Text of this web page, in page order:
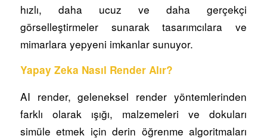
hızlı, daha ucuz ve daha gerçekçi
görselleştirmeler sunarak tasarımcılara ve
mimarlara yepyeni imkanlar sunuyor.
Yapay Zeka Nasıl Render Alır?
AI render, geleneksel render yöntemlerinden
farklı olarak ışığı, malzemeleri ve dokuları
simüle etmek için derin öğrenme algoritmaları